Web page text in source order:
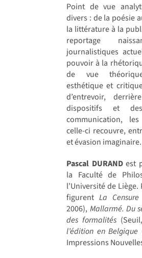
Point de vue
divers : de la poésie
la littérature à la
reportage
journalistiques
pouvoir à la
de vue
esthétique et
d’entrevoir,
dispositifs et
communication,
celle-ci recouvre,
et évasion imaginaire.
Pascal DURANDest
la Faculté de
l’Université de
figurent La
2006), Mallarmé. Du
des formalités
l’édition en Belgique
Impressions